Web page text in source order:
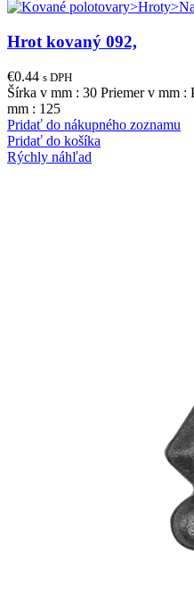
Hrot kovaný 092,
€0.44 s DPH
Šírka v mm : 30 Priemer v mm
mm : 125
Pridať do nákupného zoznamu
Pridať do košíka
Rýchly náhľad